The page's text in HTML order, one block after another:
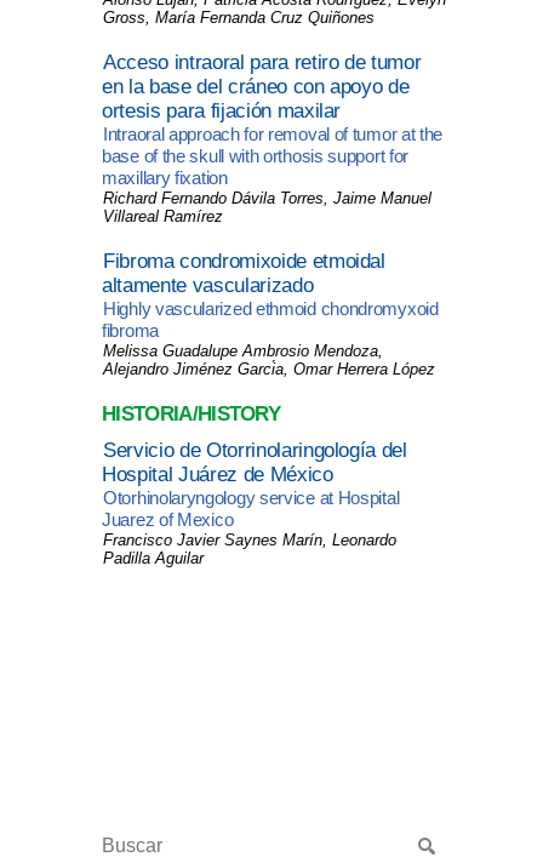
Gross, María Fernanda Cruz Quiñones
Acceso intraoral para retiro de tumor
en la base del cráneo con apoyo de
ortesis para fijación maxilar
Intraoral approach for removal of tumor at the
base of the skull with orthosis support for
maxillary fixation
Richard Fernando Dávila Torres, Jaime Manuel
Villareal Ramírez
Fibroma condromixoide etmoidal
altamente vascularizado
Highly vascularized ethmoid chondromyxoid
fibroma
Melissa Guadalupe Ambrosio Mendoza,
Alejandro Jiménez Garcia, Omar Herrera López
HISTORIA/HISTORY
Servicio de Otorrinolaringología del
Hospital Juárez de México
Otorhinolaryngology service at Hospital
Juarez of Mexico
Francisco Javier Saynes Marín, Leonardo
Padilla Aguilar